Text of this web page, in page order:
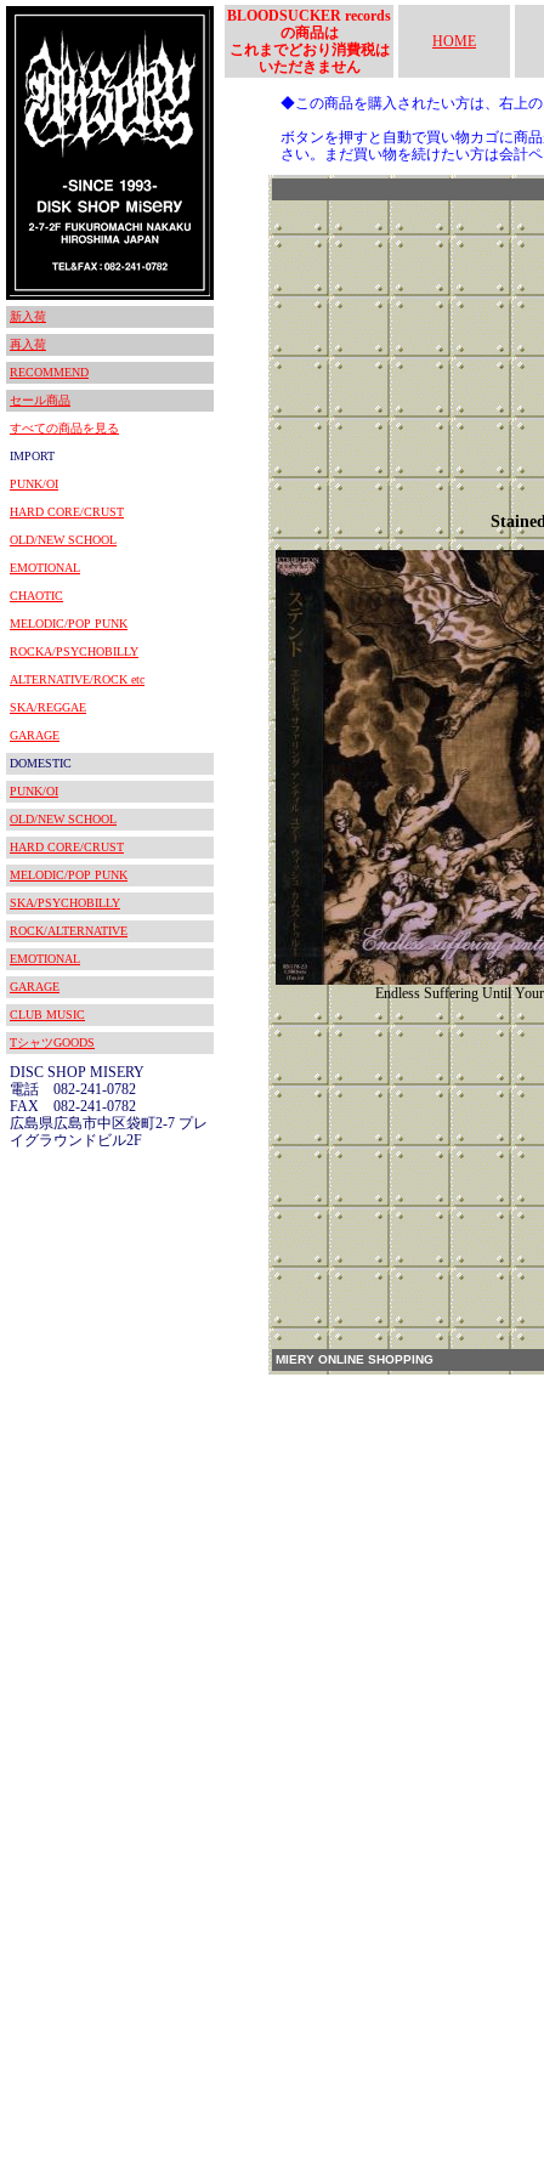
新入荷
再入荷
RECOMMEND
セール商品
すべての商品を見る
IMPORT
PUNK/OI
HARD CORE/CRUST
OLD/NEW SCHOOL
EMOTIONAL
CHAOTIC
MELODIC/POP PUNK
ROCKA/PSYCHOBILLY
ALTERNATIVE/ROCK etc
SKA/REGGAE
GARAGE
DOMESTIC
PUNK/OI
OLD/NEW SCHOOL
HARD CORE/CRUST
MELODIC/POP PUNK
SKA/PSYCHOBILLY
ROCK/ALTERNATIVE
EMOTIONAL
GARAGE
CLUB MUSIC
TシャツGOODS
DISC SHOP MISERY
電話 082-241-0782
FAX 082-241-0782
広島県広島市中区袋町2-7 プレ
イグラウンドビル2F
BLOODSUCKER records
の商品は
これまでどおり消費税は
いただきません
HOME
◆この商品を購入されたい方は、右上
ボタンを押すと自動で買い物カゴに商
さい。まだ買い物を続けたい方は会計
Endless Suffering Until
MIERY ONLINE SHOPPING